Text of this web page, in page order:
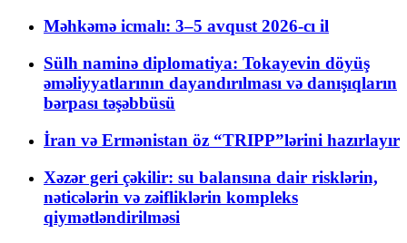
Məhkəmə icmalı: 3–5 avqust 2026-cı il
Sülh naminə diplomatiya: Tokayevin döyüş
əməliyyatlarının dayandırılması və danışıqların
bərpası təşəbbüsü
İran və Ermənistan öz “TRIPP”lərini hazırlayır
Xəzər geri çəkilir: su balansına dair risklərin,
nəticələrin və zəifliklərin kompleks
qiymətləndirilməsi